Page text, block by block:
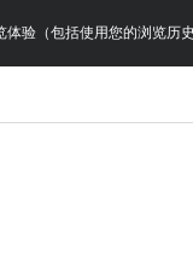
验（包括使用您的浏览历